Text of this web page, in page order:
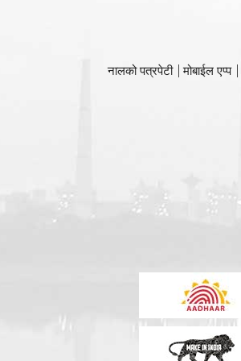
नालको पत्रपेटी मोबाईल एप्प